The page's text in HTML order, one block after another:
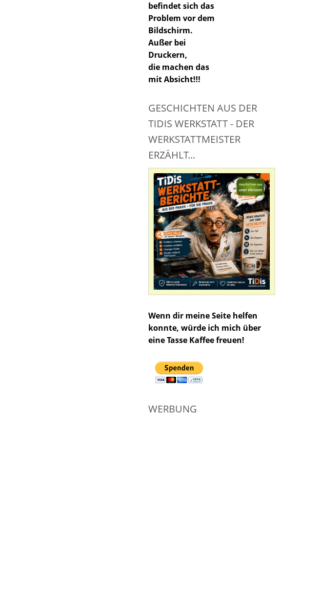
befindet sich das
Problem vor dem
Bildschirm.
Außer bei
Druckern,
die machen das
mit Absicht!!!
GESCHICHTEN AUS DER
TIDIS WERKSTATT - DER
WERKSTATTMEISTER
ERZÄHLT...
Wenn dir meine Seite helfen
konnte, würde ich mich über
eine Tasse Kaffee freuen!
WERBUNG